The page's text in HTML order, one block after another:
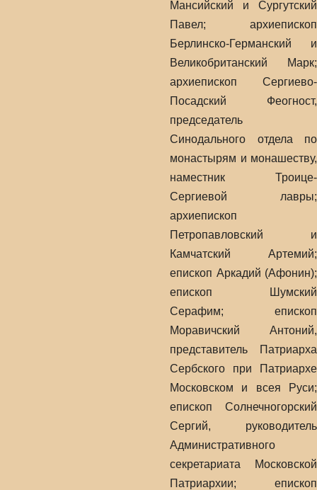
Мансийский и Сургутский
Павел; архиепископ
Берлинско-Германский и
Великобританский Марк;
архиепископ Сергиево-
Посадский Феогност,
председатель
Синодального отдела по
монастырям и монашеству,
наместник Троице-
Сергиевой лавры;
архиепископ
Петропавловский и
Камчатский Артемий;
епископ Аркадий (Афонин);
епископ Шумский
Серафим; епископ
Моравичский Антоний,
представитель Патриарха
Сербского при Патриархе
Московском и всея Руси;
епископ Солнечногорский
Сергий, руководитель
Административного
секретариата Московской
Патриархии; епископ